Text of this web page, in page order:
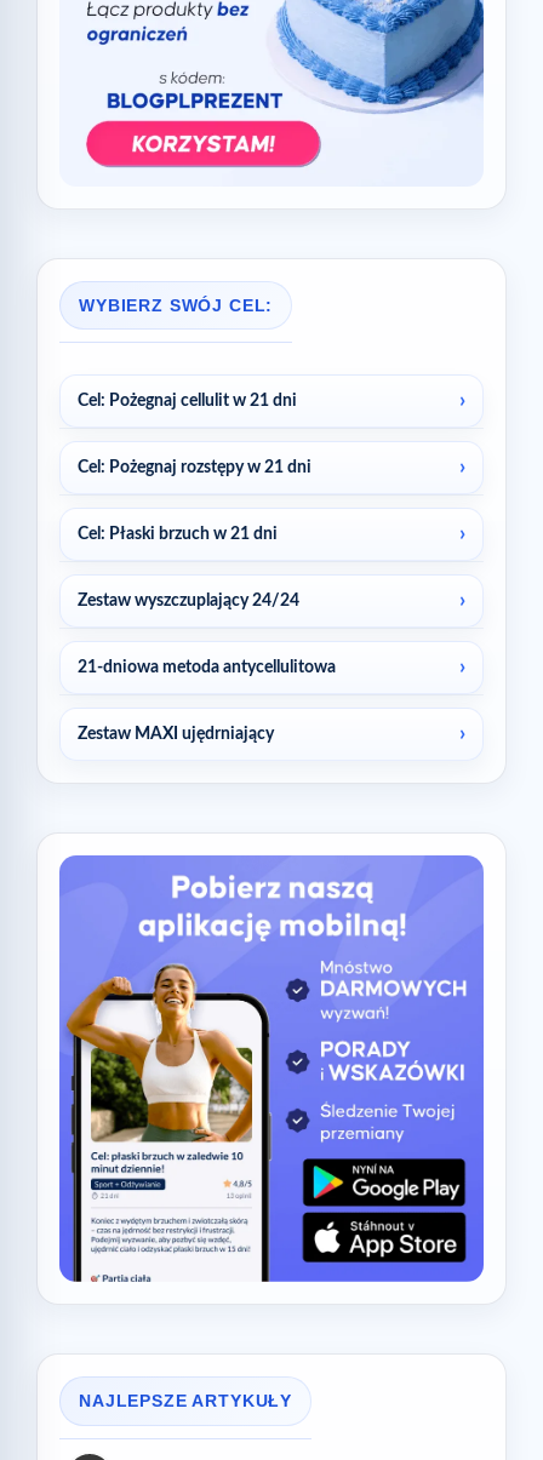
WYBIERZ SWÓJ CEL:
Cel: Pożegnaj cellulit w 21 dni
Cel: Pożegnaj rozstępy w 21 dni
Cel: Płaski brzuch w 21 dni
Zestaw wyszczuplający 24/24
21-dniowa metoda antycellulitowa
Zestaw MAXI ujędrniający
NAJLEPSZE ARTYKUŁY